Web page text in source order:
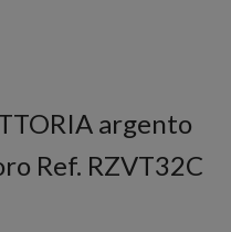
argento
Ref. RZVT32C